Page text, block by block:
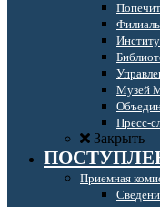
Музей
Пресс-
Закрыть
Приемная